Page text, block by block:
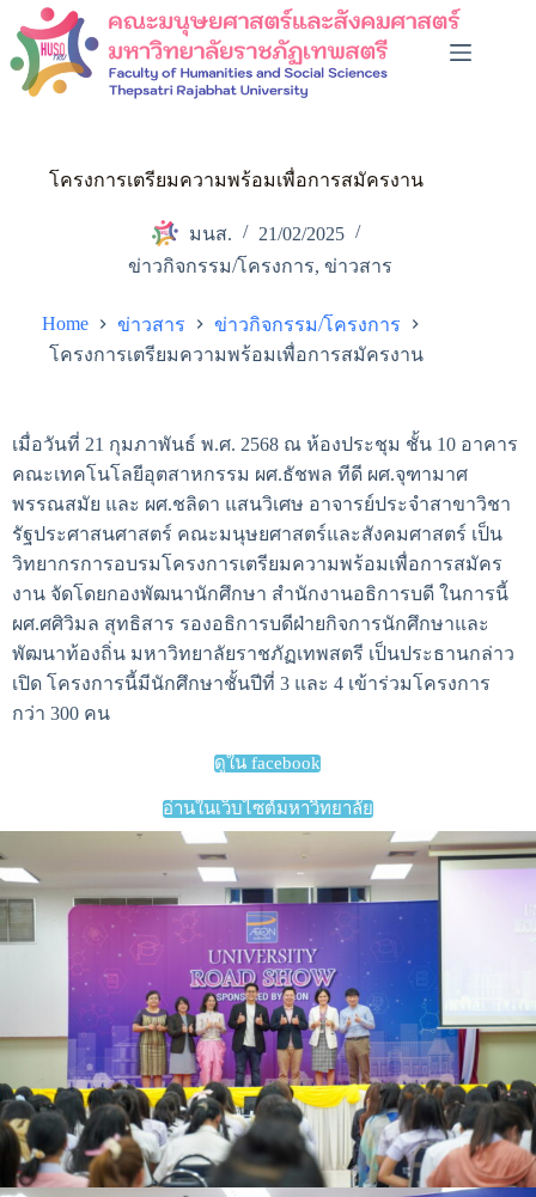
โครงการเตรียมความพร้อมเพื่อการสมัครงาน
มนส.
21/02/2025
ข่าวกิจกรรม/โครงการ, ข่าวสาร
Home ข่าวสาร
ข่าวกิจกรรม/โครงการ
โครงการเตรียมความพร้อมเพื่อการสมัครงาน
เมื่อวันที่ 21 กุมภาพันธ์ พ.ศ. 2568 ณ ห้องประชุม ชั้น 10 อาคาร
คณะเทคโนโลยีอุตสาหกรรม ผศ.ธัชพล ทีดี ผศ.จุฑามาศ
พรรณสมัย และ ผศ.ชลิดา แสนวิเศษ อาจารย์ประจำสาขาวิชา
รัฐประศาสนศาสตร์ คณะมนุษยศาสตร์และสังคมศาสตร์ เป็น
วิทยากรการอบรมโครงการเตรียมความพร้อมเพื่อการสมัคร
งาน จัดโดยกองพัฒนานักศึกษา สำนักงานอธิการบดี ในการนี้
ผศ.ศศิวิมล สุทธิสาร รองอธิการบดีฝ่ายกิจการนักศึกษาและ
พัฒนาท้องถิ่น มหาวิทยาลัยราชภัฏเทพสตรี เป็นประธานกล่าว
เปิด โครงการนี้มีนักศึกษาชั้นปีที่ 3 และ 4 เข้าร่วมโครงการ
กว่า 300 คน
ดูใน facebook
อ่านในเว็บไซต์มหาวิทยาลัย